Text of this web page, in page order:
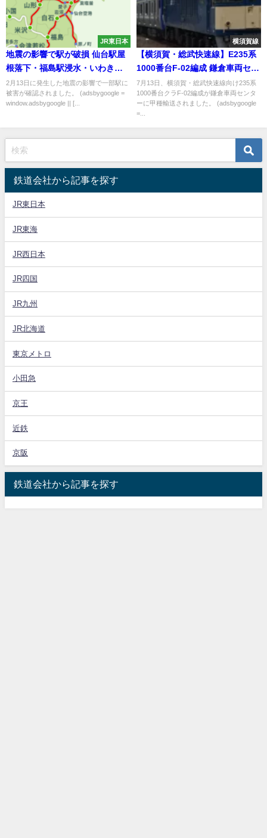
JR東日本
地震の影響で駅が破損 仙台駅屋
根落下・福島駅浸水・いわき駅
ひび割れ
2月13日に発生した地震の影響で一部駅に
被害が確認されました。 (adsbygoogle =
window.adsbygoogle || [...
横須賀線
【横須賀・総武快速線】E235系
1000番台F-02編成 鎌倉車両セン
ターに甲種輸送
7月13日、横須賀・総武快速線向け235系
1000番台クラF-02編成が鎌倉車両センタ
ーに甲種輸送されました。 (adsbygoogle
=...
鉄道会社から記事を探す
JR東日本
JR東海
JR西日本
JR四国
JR九州
JR北海道
東京メトロ
小田急
京王
近鉄
京阪
鉄道会社から記事を探す